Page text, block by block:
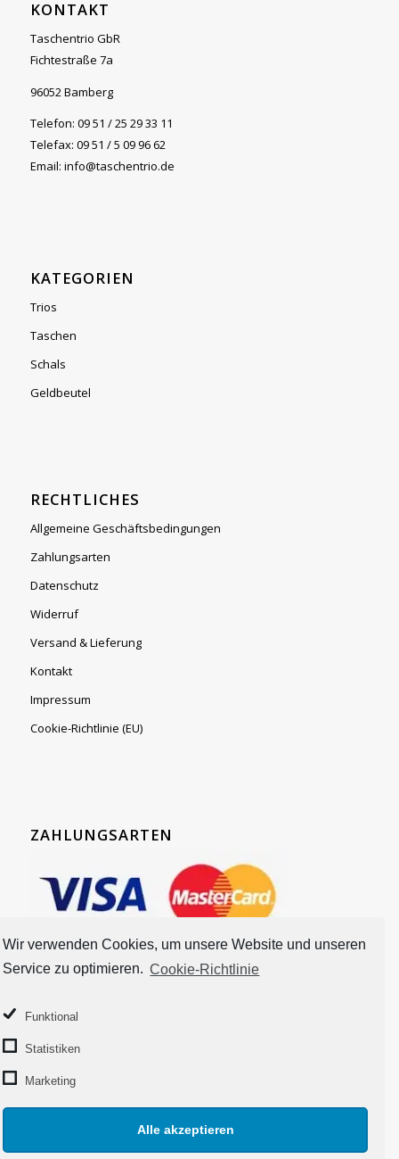
Wir verwenden Cookies, um unsere Website und unseren
Service zu optimieren. Cookie-Richtlinie
Funktional
Statistiken
Marketing
Alle akzeptieren
KONTAKT
Taschentrio GbR
Fichtestraße 7a
96052 Bamberg
Telefon: 09 51 / 25 29 33 11
Telefax: 09 51 / 5 09 96 62
Email: info@taschentrio.de
KATEGORIEN
Trios
Taschen
Schals
Geldbeutel
RECHTLICHES
Allgemeine Geschäftsbedingungen
Zahlungsarten
Datenschutz
Widerruf
Versand & Lieferung
Kontakt
Impressum
Cookie-Richtlinie (EU)
ZAHLUNGSARTEN